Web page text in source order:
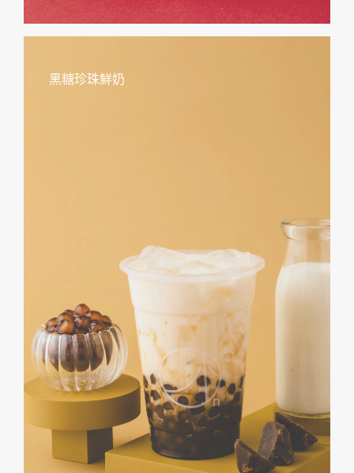
黑糖珍珠鮮奶